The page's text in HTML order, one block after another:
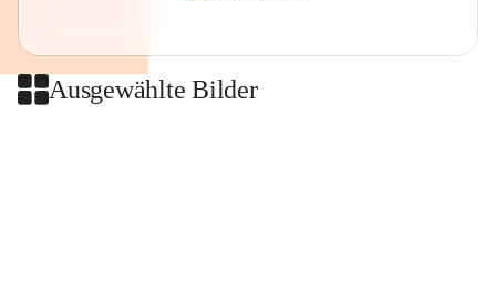
Ausgewählte Bilder